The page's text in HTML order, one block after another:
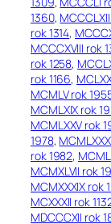
1360,
rok 1314,
MCCCXVIII rok
rok 1258,
rok 1166,
MCMLV rok
MCMLXIX rok
MCMLXXV rok
1978,
rok 1982,
MCMXLVII rok
MCMXXXIX rok
MCXXXII rok
MDCCCXII rok